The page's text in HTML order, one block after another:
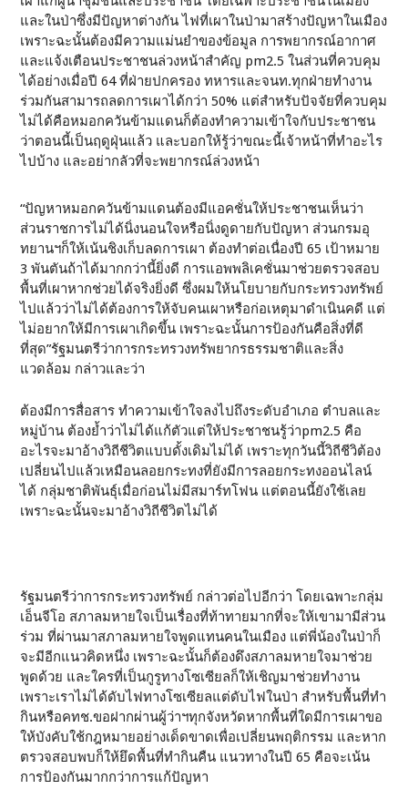
และในป่าซึ่งมีปัญหาต่างกัน ไฟที่เผาในป่ามาสร้างปัญหาในเมือง
เพราะฉะนั้นต้องมีความแม่นยำของข้อมูล การพยากรณ์อากาศ
และแจ้งเตือนประชาชนล่วงหน้าสำคัญ pm2.5 ในส่วนที่ควบคุม
ได้อย่างเมื่อปี 64 ที่ฝ่ายปกครอง ทหารและจนท.ทุกฝ่ายทำงาน
ร่วมกันสามารถลดการเผาได้กว่า 50% แต่สำหรับปัจจัยที่ควบคุม
ไม่ได้คือหมอกควันข้ามแดนก็ต้องทำความเข้าใจกับประชาชน
ว่าตอนนี้เป็นฤดูฝุ่นแล้ว และบอกให้รู้ว่าขณะนี้เจ้าหน้าที่ทำอะไร
ไปบ้าง และอย่ากลัวที่จะพยากรณ์ล่วงหน้า
“ปัญหาหมอกควันข้ามแดนต้องมีแอคชั่นให้ประชาชนเห็นว่า
ส่วนราชการไม่ได้นิ่งนอนใจหรือนิ่งดูดายกับปัญหา ส่วนกรมอุ
ทยานฯก็ให้เน้นชิงเก็บลดการเผา ต้องทำต่อเนื่องปี 65 เป้าหมาย
3 พันตันถ้าได้มากกว่านี้ยิ่งดี การแอพพลิเคชั่นมาช่วยตรวจสอบ
พื้นที่เผาหากช่วยได้จริงยิ่งดี ซึ่งผมให้นโยบายกับกระทรวงทรัพย์
ไปแล้วว่าไม่ได้ต้องการให้จับคนเผาหรือก่อเหตุมาดำเนินคดี แต่
ไม่อยากให้มีการเผาเกิดขึ้น เพราะฉะนั้นการป้องกันคือสิ่งที่ดี
ที่สุด”รัฐมนตรีว่าการกระทรวงทรัพยากรธรรมชาติและสิ่ง
แวดล้อม กล่าวและว่า
ต้องมีการสื่อสาร ทำความเข้าใจลงไปถึงระดับอำเภอ ตำบลและ
หมู่บ้าน ต้องย้ำว่าไม่ได้แก้ตัวแต่ให้ประชาชนรู้ว่าpm2.5 คือ
อะไรจะมาอ้างวิถีชีวิตแบบดั้งเดิมไม่ได้ เพราะทุกวันนี้วิถีชีวิต้อง
เปลี่ยนไปแล้วเหมือนลอยกระทงที่ยังมีการลอยกระทงออนไลน์
ได้ กลุ่มชาติพันธุ์เมื่อก่อนไม่มีสมาร์ทโฟน แต่ตอนนี้ยังใช้เลย
เพราะฉะนั้นจะมาอ้างวิถีชีวิตไม่ได้
รัฐมนตรีว่าการกระทรวงทรัพย์ กล่าวต่อไปอีกว่า โดยเฉพาะกลุ่ม
เอ็นจีโอ สภาลมหายใจเป็นเรื่องที่ท้าทายมากที่จะให้เขามามีส่วน
ร่วม ที่ผ่านมาสภาลมหายใจพูดแทนคนในเมือง แต่พี่น้องในป่าก็
จะมีอีกแนวคิดหนึ่ง เพราะฉะนั้นก็ต้องดึงสภาลมหายใจมาช่วย
พูดด้วย และใครที่เป็นกูรูทางโซเซียลก็ให้เชิญมาช่วยทำงาน
เพราะเราไม่ได้ดับไฟทางโซเซียลแต่ดับไฟในป่า สำหรับพื้นที่ทำ
กินหรือคทช.ขอฝากผ่านผู้ว่าฯทุกจังหวัดหากพื้นที่ใดมีการเผาขอ
ให้บังคับใช้กฎหมายอย่างเด็ดขาดเพื่อเปลี่ยนพฤติกรรม และหาก
ตรวจสอบพบก็ให้ยึดพื้นที่ทำกินคืน แนวทางในปี 65 คือจะเน้น
การป้องกันมากกว่าการแก้ปัญหา